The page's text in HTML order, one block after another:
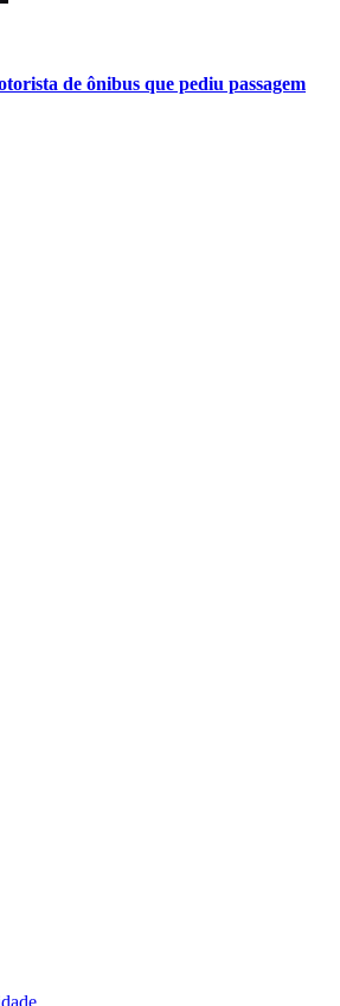
de ônibus que pediu passagem